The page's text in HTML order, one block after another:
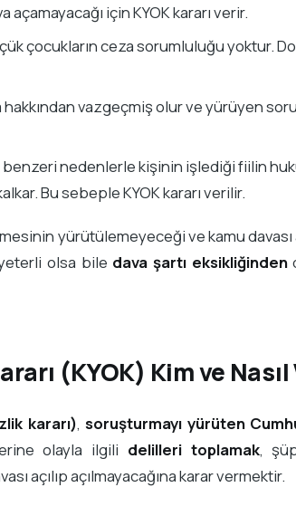
için KYOK kararı verir.
çocukların ceza sorumluluğu yoktur.
vazgeçmiş olur ve yürüyen
benzeri nedenlerle kişinin işlediği fiilin
Bu sebeple KYOK kararı verilir.
yürütülemeyeceği ve kamu davası
olsa bile dava şartı eksikliğinden
(KYOK) Kim ve
kararı),soruşturmayı yürüten
olayla ilgili delilleri toplamak,
açılıp açılmayacağına karar vermektir.